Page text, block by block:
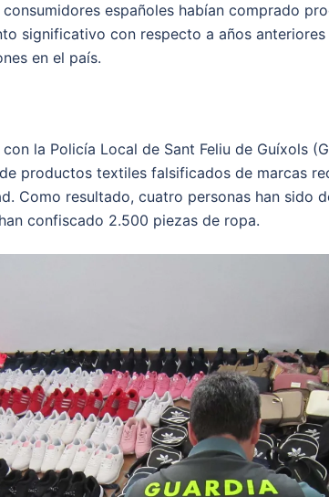
españoles habían comprado
significativo con respecto a años
en el país.
la Policía Local de Sant Feliu de Guíxols
productos textiles falsificados de marcas
Como resultado, cuatro personas han sido
confiscado 2.500 piezas de ropa.